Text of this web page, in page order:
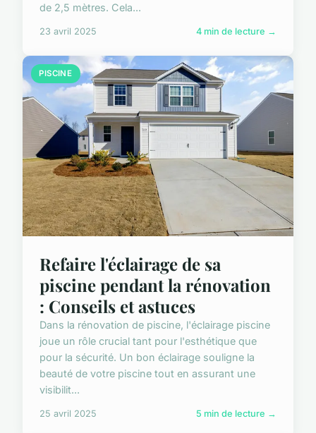
de 2,5 mètres. Cela...
23 avril 2025 4 min de lecture →
PISCINE
Refaire l'éclairage de sa
piscine pendant la rénovation
: Conseils et astuces
Dans la rénovation de piscine, l'éclairage piscine
joue un rôle crucial tant pour l'esthétique que
pour la sécurité. Un bon éclairage souligne la
beauté de votre piscine tout en assurant une
visibilit...
25 avril 2025 5 min de lecture →